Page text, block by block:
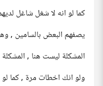
كما لو انه لا شغل شاغل
يصفهم البعض بالسامين ,
المشكلة ليست هنا ,
ولو انك اخطات مرة , كما